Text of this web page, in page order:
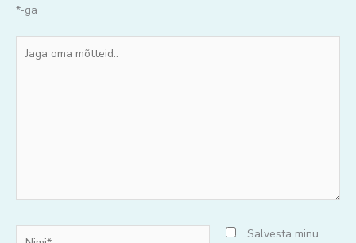
*-ga
oma
Salvesta minu